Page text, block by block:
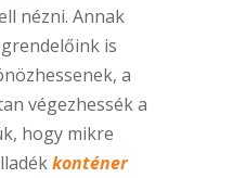
nézni. Annak
is
a
végezhessék a
hogy mikre
konténer